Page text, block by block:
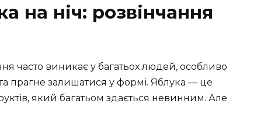
на ніч: розвінчання
часто виникає у багатьох людей, особливо
прагне залишатися у формі. Яблука — це
який багатьом здається невинним. Але